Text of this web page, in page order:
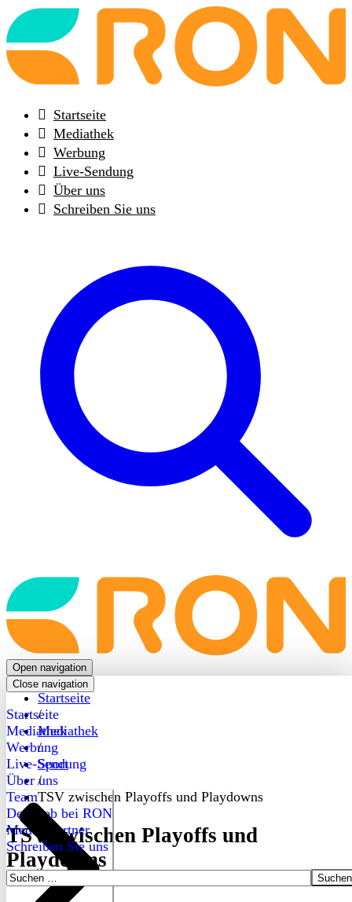
Back
to
frontpage
Startseite
Mediathek
Werbung
Live-Sendung
Über uns
Schreiben Sie uns
Back
to
frontpage
Open navigation
Close navigation
Startseite
Mediathek
Werbung
Live-Sendung
Über uns
Team
Dein Job bei RON
Medienpartner
Schreiben Sie uns
Suchen
Startseite
/
Mediathek
/
Sport
/
TSV zwischen Playoffs und Playdowns
TSV zwischen Playoffs und
Playdowns